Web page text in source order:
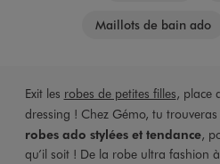
Maillots de bain ado
Exit les robes de petites filles, place
dressing ! Chez Gémo, tu
robes ado stylées et tendance,
qu’il soit ! De la robe ultra fashion